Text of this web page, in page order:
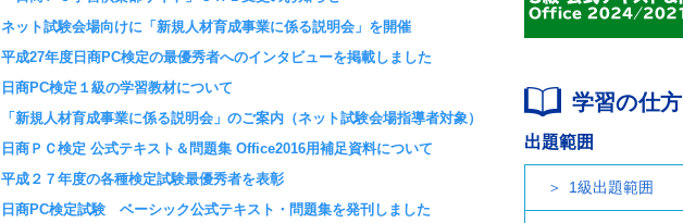
ネット試験会場向けに「新規人材育成事業に係る説明会」を開催
平成27年度日商PC検定の最優秀者へのインタビューを掲載しました
日商PC検定１級の学習教材について
「新規人材育成事業に係る説明会」のご案内（ネット試験会場指導者対象）
日商ＰＣ検定 公式テキスト＆問題集 Office2016用補足資料について
平成２７年度の各種検定試験最優秀者を表彰
日商PC検定試験 ベーシック公式テキスト・問題集を発刊しました
学習の仕方
出題範囲
1級出題範囲